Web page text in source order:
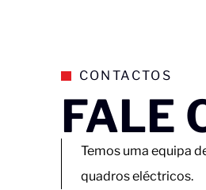
CONTACTOS
FALE
Temos uma equipa
quadros eléctricos.